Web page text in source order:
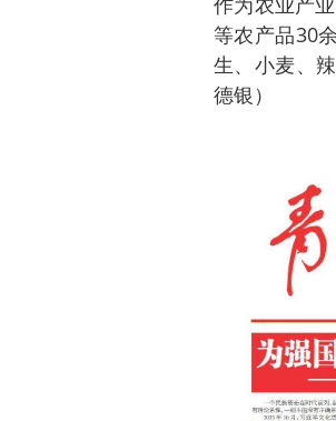
等农产品30
生、小麦、
德银）